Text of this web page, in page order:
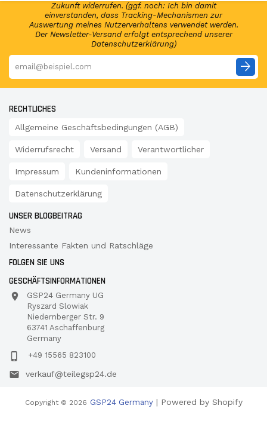
Zukunft widerrufen. (ggf. noch: Ich bin damit
einverstanden, dass Tracking-Mechanismen zur
Auswertung meines Nutzerverhaltens verwendet werden.
Der Newsletter-Versand erfolgt entsprechend unserer
Datenschutzerklärung)
arrow_forward
RECHTLICHES
Allgemeine Geschäftsbedingungen (AGB)
Widerrufsrecht Versand Verantwortlicher
Impressum Kundeninformationen
Datenschutzerklärung
UNSER BLOGBEITRAG
News
Interessante Fakten und Ratschläge
FOLGEN SIE UNS
GESCHÄFTSINFORMATIONEN
GSP24 Germany UG
Ryszard Slowiak
Niedernberger Str. 9
63741 Aschaffenburg
Germany
+49 15565 823100
verkauf@teilegsp24.de
Copyright © 2026 GSP24 Germany| Powered by Shopify